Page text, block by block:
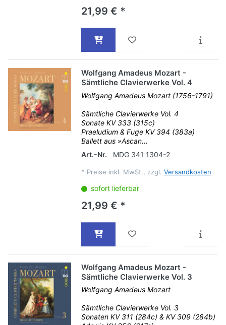
21,99 € *
Wolfgang Amadeus Mozart -
Sämtliche Clavierwerke Vol. 4
Wolfgang Amadeus Mozart (1756-1791)
Sämtliche Clavierwerke Vol. 4
Sonate KV 333 (315c)
Praeludium & Fuge KV 394 (383a)
Ballett aus »Ascan...
Art.-Nr.
MDG 341 1304-2
* Preise inkl. MwSt., zzgl. Versandkosten
sofort lieferbar
21,99 € *
Wolfgang Amadeus Mozart -
Sämtliche Clavierwerke Vol. 3
Wolfgang Amadeus Mozart
Sämtliche Clavierwerke Vol. 3
Sonaten KV 311 (284c) & KV 309 (284b)